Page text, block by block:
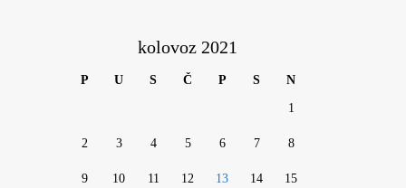
kolovoz 2021
P U S Č P S N
1
2 3 4 5 6 7 8
9 10 11 12 13 14 15